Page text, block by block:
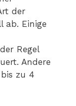
der
ab. Einige
Regel
Andere
zu 4